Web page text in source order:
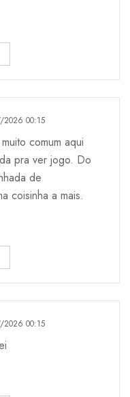
2026 00:15
comum aqui
pra ver jogo. Do
de
coisinha a mais.
2026 00:15